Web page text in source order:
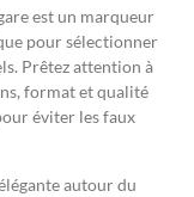
est un marqueur
pour sélectionner
Prêtez attention à
format et qualité
éviter les faux
autour du